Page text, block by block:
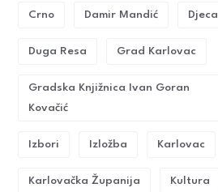
Crno Damir Mandić Djeca
Duga Resa Grad Karlovac
Gradska Knjižnica Ivan Goran
Kovačić
Izbori Izložba Karlovac
Karlovačka Županija Kultura